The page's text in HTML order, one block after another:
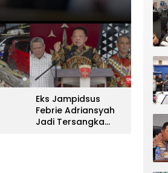
13 Juli
Eks Jampidsus
Febrie Adriansyah
Jadi Tersangka